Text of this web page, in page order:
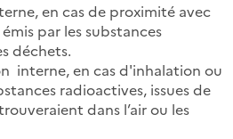
en cas de proximité avec
par les substances
déchets.
interne, en cas d'inhalation ou
radioactives, issues de
dans l’air ou les